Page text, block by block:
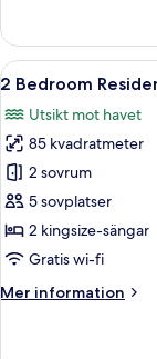
2
Bedroom
Residence
View
Öppna
alla
foton
för
2
Bedroom
Residence
Sea
7
2 Bedroom
Utsikt mot havet
85 kvadratmeter
2 sovrum
5 sovplatser
2 kingsize-sängar
Gratis wi-fi
Mer information
Mer